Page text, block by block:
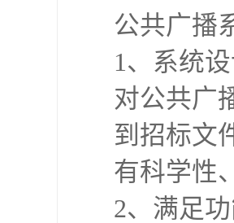
公共广播
1、系统
对公共广
到招标文
有科学性
2、满足